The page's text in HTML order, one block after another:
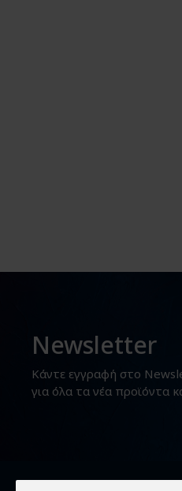
Newsletter
Κάντε εγγραφή στο
για όλα τα νέα προϊόντα